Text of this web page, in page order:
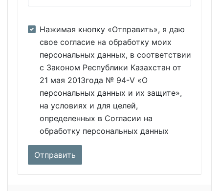
Нажимая кнопку «Отправить», я даю
свое согласие на обработку моих
персональных данных, в соответствии
с Законом Республики Казахстан от
21 мая 2013года № 94-V «О
персональных данных и их защите»,
на условиях и для целей,
определенных в Согласии на
обработку персональных данных